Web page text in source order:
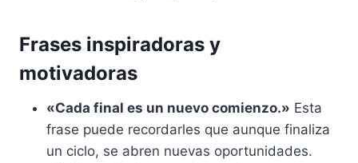
Frases inspiradoras y
motivadoras
«Cada final es un nuevo comienzo.» Esta
frase puede recordarles que aunque finaliza
un ciclo, se abren nuevas oportunidades.